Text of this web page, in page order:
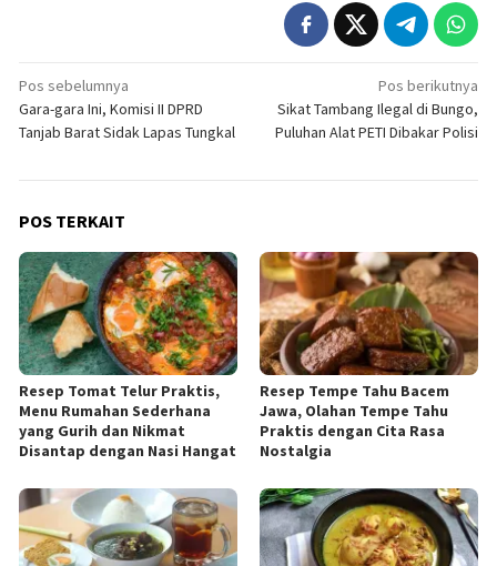
Navigasi
pos
Pos sebelumnya
Gara-gara Ini, Komisi II DPRD
Tanjab Barat Sidak Lapas Tungkal
Pos berikutnya
Sikat Tambang Ilegal di Bungo,
Puluhan Alat PETI Dibakar Polisi
POS TERKAIT
Resep Tomat Telur Praktis,
Menu Rumahan Sederhana
yang Gurih dan Nikmat
Disantap dengan Nasi Hangat
Resep Tempe Tahu Bacem
Jawa, Olahan Tempe Tahu
Praktis dengan Cita Rasa
Nostalgia